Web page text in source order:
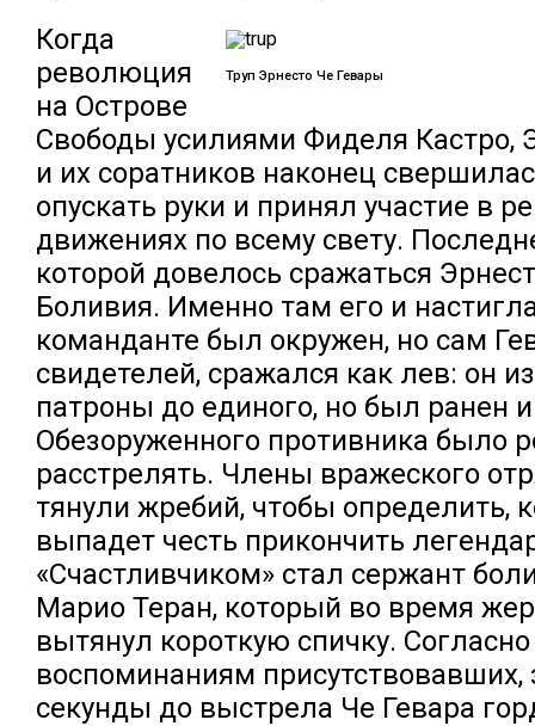
Труп Эрнесто Че Гевары
Когда
революция
на Острове
Свободы усилиями Фиделя Кастро,
и их соратников наконец
опускать руки и принял участие в
движениях по всему свету.
которой довелось сражаться
Боливия. Именно там его и
команданте был окружен, но сам
свидетелей, сражался как лев: он
патроны до единого, но был ранен
Обезоруженного противника было
расстрелять. Члены вражеского
тянули жребий, чтобы определить,
выпадет честь прикончить
«Счастливчиком» стал сержант
Марио Теран, который во время
вытянул короткую спичку. Согласно
воспоминаниям присутствовавших,
секунды до выстрела Че Гевара